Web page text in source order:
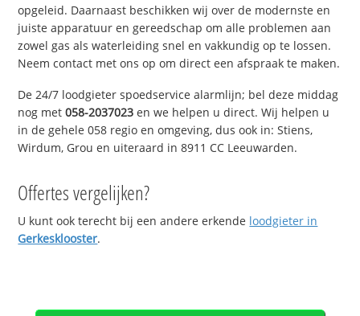
opgeleid. Daarnaast beschikken wij over de modernste en
juiste apparatuur en gereedschap om alle problemen aan
zowel gas als waterleiding snel en vakkundig op te lossen.
Neem contact met ons op om direct een afspraak te maken.
De 24/7 loodgieter spoedservice alarmlijn; bel deze middag
nog met058-2037023 en we helpen u direct. Wij helpen u
in de gehele 058 regio en omgeving, dus ook in: Stiens,
Wirdum, Grou en uiteraard in 8911 CC Leeuwarden.
Offertes vergelijken?
U kunt ook terecht bij een andere erkende loodgieter in
Gerkesklooster.